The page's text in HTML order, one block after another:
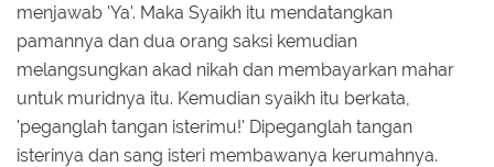
menjawab 'Ya'. Maka Syaikh itu mendatangkan
pamannya dan dua orang saksi kemudian
melangsungkan akad nikah dan membayarkan mahar
untuk muridnya itu. Kemudian syaikh itu berkata,
'peganglah tangan isterimu!' Dipeganglah tangan
isterinya dan sang isteri membawanya kerumahnya.